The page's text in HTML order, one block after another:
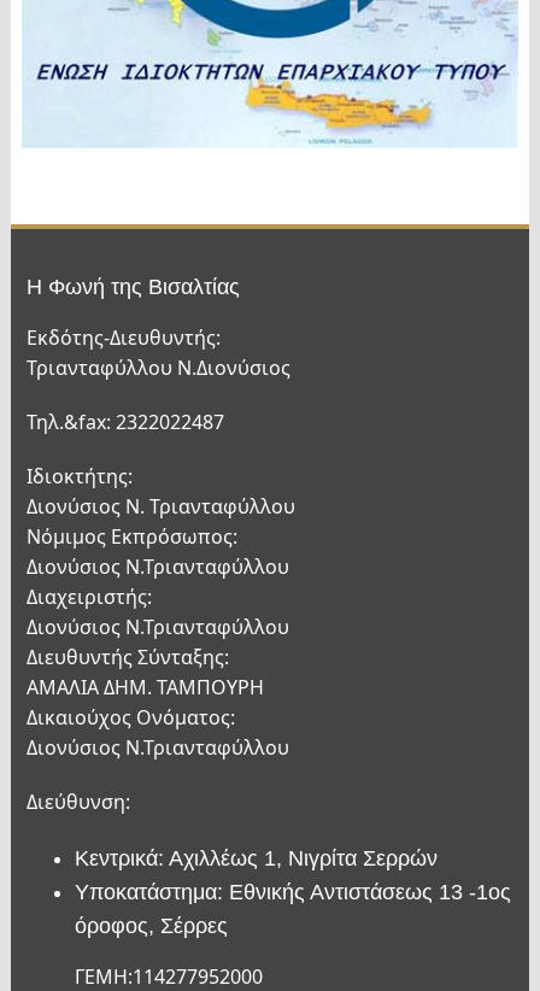
Η Φωνή της Βισαλτίας
Εκδότης-Διευθυντής:
Τριανταφύλλου Ν.Διονύσιος
Τηλ.&fax: 2322022487
Ιδιοκτήτης:
Διονύσιος Ν. Τριανταφύλλου
Νόμιμος Εκπρόσωπος:
Διονύσιος Ν.Τριανταφύλλου
Διαχειριστής:
Διονύσιος Ν.Τριανταφύλλου
Διευθυντής Σύνταξης:
ΑΜΑΛΙΑ ΔΗΜ. ΤΑΜΠΟΥΡΗ
Δικαιούχος Ονόματος:
Διονύσιος Ν.Τριανταφύλλου
Διεύθυνση:
Κεντρικά: Αχιλλέως 1, Νιγρίτα Σερρών
Υποκατάστημα: Εθνικής Αντιστάσεως 13 -1ος
όροφος, Σέρρες
ΓΕΜΗ:114277952000